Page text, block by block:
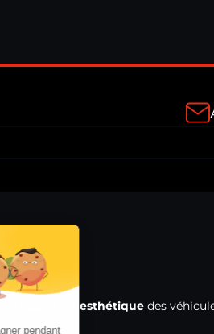
préparation esthétique des